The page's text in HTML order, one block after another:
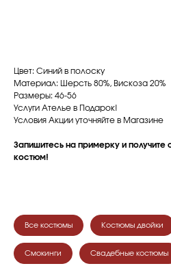
Цвет: Синий в полоску
Материал: Шерсть 80%, Вискоза 20%
Размеры: 46-56
Услуги Ателье в Подарок!
Условия Акции уточняйте в Магазине
Запишитесь на примерку и получите
костюм!
Все костюмы Костюмы двойки
Смокинги Свадебные костюмы